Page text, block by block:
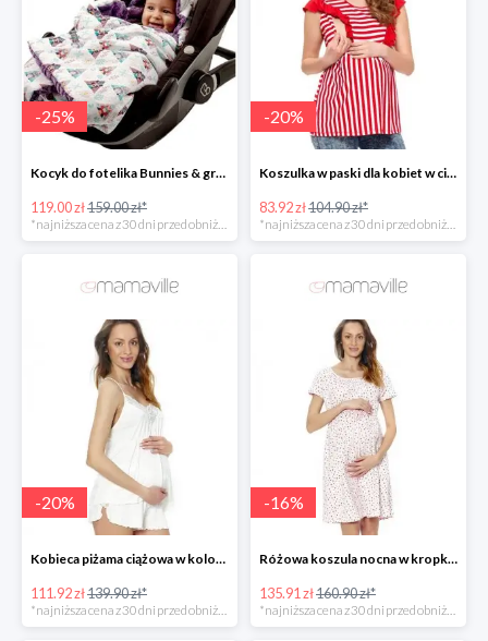
-25%
Kocyk do fotelika Bunnies & grey dots -25%
119.00 zł159.00 zł*
-20%
Koszulka w paski dla kobiet w ciąży i kobiet karmiących -20%
83.92 zł104.90 zł*
-20%
Kobieca piżama ciążowa w kolorze białym -20%
111.92 zł139.90 zł*
*najniższa cena z 30 dni przed obniżką
-16%
Różowa koszula nocna w kropki dla kobiet w ciąży -20%
135.91 zł160.90 zł*
*najniższa cena z 30 dni przed obniżką